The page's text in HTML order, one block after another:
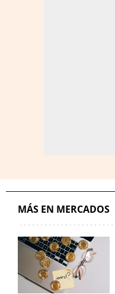
MÁS EN MERCADOS